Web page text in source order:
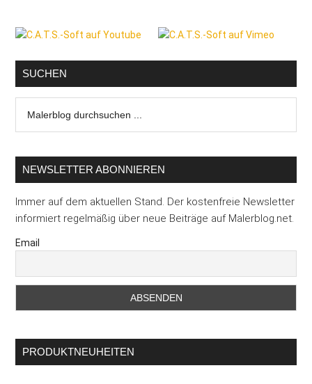
Seitenspalte
SUCHEN
durchsuchen
NEWSLETTER ABONNIEREN
Immer auf dem aktuellen Stand. Der kostenfreie Newsletter
informiert regelmäßig über neue Beiträge auf Malerblog.net.
Email
PRODUKTNEUHEITEN